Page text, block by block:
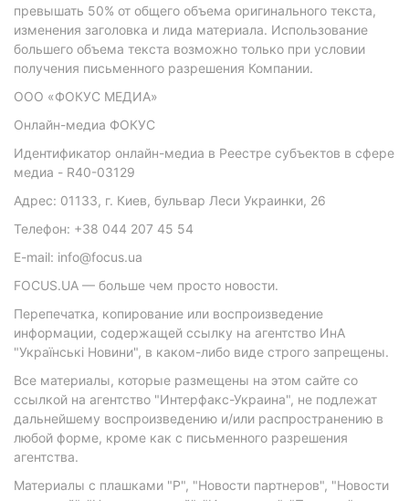
превышать 50% от общего объема оригинального текста,
изменения заголовка и лида материала. Использование
большего объема текста возможно только при условии
получения письменного разрешения Компании.
ООО «ФОКУС МЕДИА»
Онлайн-медиа ФОКУС
Идентификатор онлайн-медиа в Реестре субъектов в сфере
медиа - R40-03129
Адрес: 01133, г. Киев, бульвар Леси Украинки, 26
Телефон: +38 044 207 45 54
E-mail: info@focus.ua
FOCUS.UA — больше чем просто новости.
Перепечатка, копирование или воспроизведение
информации, содержащей ссылку на агентство ИнА
"Українські Новини", в каком-либо виде строго запрещены.
Все материалы, которые размещены на этом сайте со
ссылкой на агентство "Интерфакс-Украина", не подлежат
дальнейшему воспроизведению и/или распространению в
любой форме, кроме как с письменного разрешения
агентства.
Материалы с плашками "Р", "Новости партнеров", "Новости